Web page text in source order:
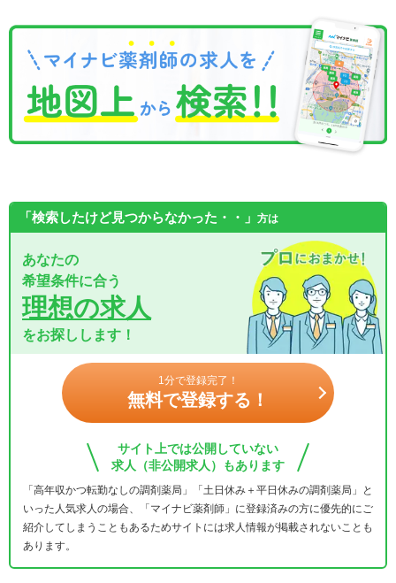
「検索したけど見つからなかった・・」 方は
あなたの
希望条件に合う
理想の求人
をお探しします！
1分で登録完了！
無料で登録する！
サイト上では公開していない
求人（非公開求人）もあります
「高年収かつ転勤なしの調剤薬局」「土日休み＋平日休みの調剤薬局」と
いった人気求人の場合、「マイナビ薬剤師」に登録済みの方に優先的にご
紹介してしまうこともあるためサイトには求人情報が掲載されないことも
あります。